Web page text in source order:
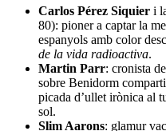
Carlos Pérez Siquier i
80): pioner a captar la
espanyols amb color
de la vida radioactiva.
Martin Parr: cronista
sobre Benidorm
picada d’ullet irònica al
sol.
Slim Aarons: glamur